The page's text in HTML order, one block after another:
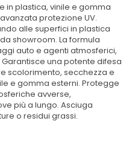
in plastica, vinile e gomma
protezione UV.
alle superfici in plastica
showroom. La formula
auto e agenti atmosferici,
una potente difesa
scolorimento, secchezza e
e gomma esterni. Protegge
avverse,
più a lungo. Asciuga
o residui grassi.